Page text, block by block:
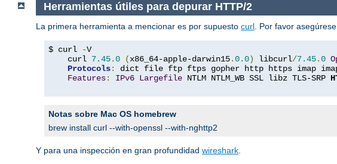
Herramientas útiles para depurar HTTP/2
La primera herramienta a mencionar es por supuesto curl . Por favor
$ curl -V
    curl
7.45.0 (x86_64-apple-darwin15.0.0) libcurl/7.45.0
Protocols: dict file ftp ftps gopher http https imap
Features: IPv6 Largefile NTLM NTLM_WB SSL libz TLS-SRP
Notas sobre Mac OS homebrew
brew install curl --with-openssl --with-nghttp2
Y para una inspección en gran profundidad wireshark